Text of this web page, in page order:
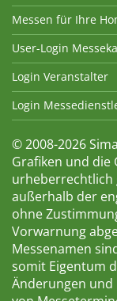
Messen für Ihre
User-Login
Login Veranstalter
Login
© 2008-2026
Grafiken und die
urheberrechtlich
außerhalb der
ohne
Vorwarnung
Messenamen
somit Eigentum
Änderungen